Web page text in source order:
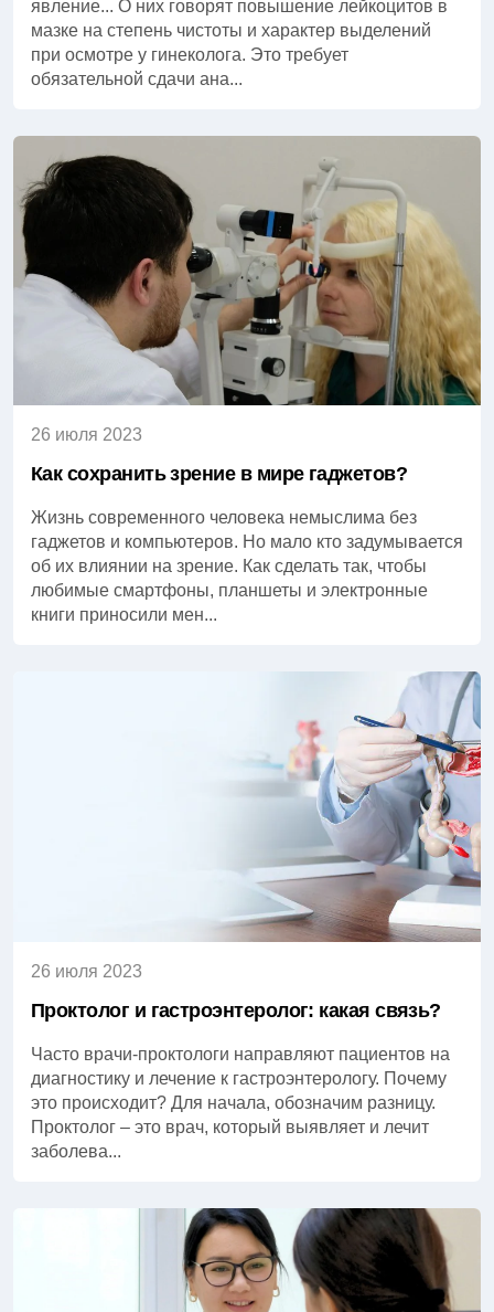
явление... О них говорят повышение лейкоцитов в
мазке на степень чистоты и характер выделений
при осмотре у гинеколога. Это требует
обязательной сдачи ана...
26 июля 2023
Как сохранить зрение в мире гаджетов?
Жизнь современного человека немыслима без
гаджетов и компьютеров. Но мало кто задумывается
об их влиянии на зрение. Как сделать так, чтобы
любимые смартфоны, планшеты и электронные
книги приносили мен...
26 июля 2023
Проктолог и гастроэнтеролог: какая связь?
Часто врачи-проктологи направляют пациентов на
диагностику и лечение к гастроэнтерологу. Почему
это происходит? Для начала, обозначим разницу.
Проктолог – это врач, который выявляет и лечит
заболева...